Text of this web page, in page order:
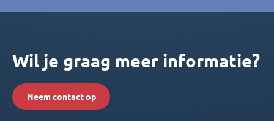
Wil je graag meer informatie?
Neem contact op